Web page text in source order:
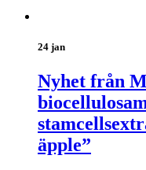
24 jan
Nyhet från
äpple”